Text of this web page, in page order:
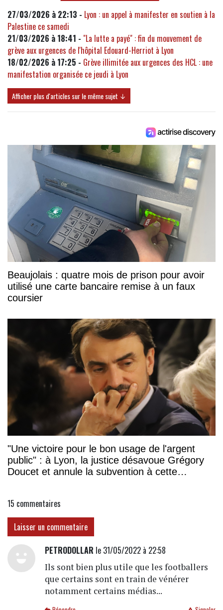
27/03/2026 à 22:13 - Lyon : un appel à manifester en soutien à la
Palestine ce samedi
21/03/2026 à 18:41 - "La lutte a payé" : fin du mouvement de
grève aux urgences de l'hôpital Edouard-Herriot à Lyon
18/02/2026 à 17:25 - Grève illimitée aux urgences des HCL : une
manifestation organisée ce jeudi à Lyon
Afficher plus d'articles sur le même sujet ↓
Beaujolais : quatre mois de prison pour avoir
utilisé une carte bancaire remise à un faux
coursier
"Une victoire pour le bon usage de l'argent
public" : à Lyon, la justice désavoue Grégory
Doucet et annule la subvention à cette
15 commentaires
Laisser un commentaire
PETRODOLLAR le 31/05/2022 à 22:58
Ils sont bien plus utile que les footballers
que certains sont en train de vénérer
notamment certains médias...